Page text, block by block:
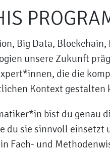
Big Data,
unsere Zukunft
die die
Kontext gestalten
bist du genau
du sie sinnvoll einsetzt
Fach- und